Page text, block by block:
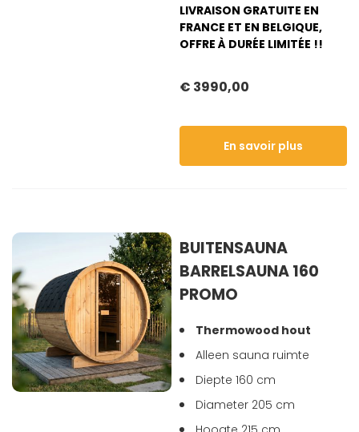
LIVRAISON GRATUITE EN
FRANCE ET EN BELGIQUE,
OFFRE À DURÉE LIMITÉE !!
€ 3990,00
En savoir plus
BUITENSAUNA
BARRELSAUNA 160
PROMO
Thermowood hout
Alleen sauna ruimte
Diepte 160 cm
Diameter 205 cm